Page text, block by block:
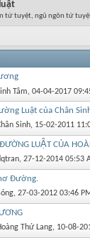
tứ tuyệt, ngũ ngôn tứ
Tâm, 04-04-2017
Luật của Chân
Sinh, 15-02-2011
LUẬT CỦA
, 27-12-2014 05:53
Đường.
, 27-03-2012 03:46
Thứ Lang, 10-08-